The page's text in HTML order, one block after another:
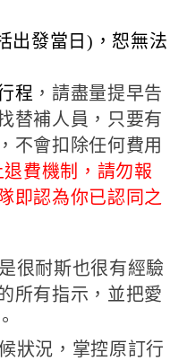
出發當日)，恕無法
程 ，請盡量提早告
替補人員，只要有
不會扣除任何費用
費機制，請勿報
即認為你已認同之
很耐斯也很有經驗
所有指示，並把愛
狀況，掌控原訂行